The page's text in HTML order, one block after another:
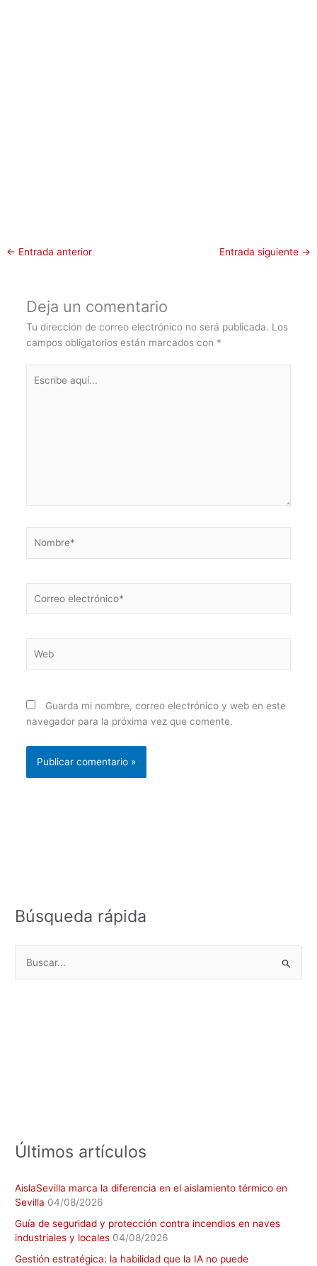
← Entrada anterior Entrada siguiente →
Deja un comentario
Tu dirección de correo electrónico no será publicada. Los
campos obligatorios están marcados con *
aquí...
electrónico*
Guarda mi nombre, correo electrónico y web en este
navegador para la próxima vez que comente.
Búsqueda rápida
Últimos artículos
AislaSevilla marca la diferencia en el aislamiento térmico en
Sevilla 04/08/2026
Guía de seguridad y protección contra incendios en naves
industriales y locales 04/08/2026
Gestión estratégica: la habilidad que la IA no puede